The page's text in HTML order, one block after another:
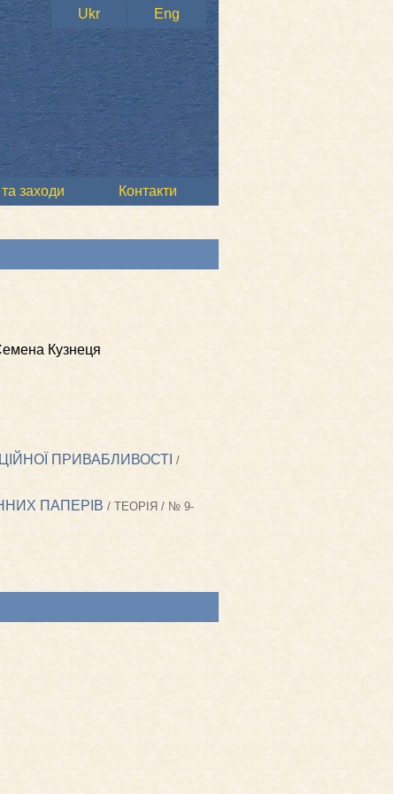
Ukr Eng
заходи Контакти
Кузнеця
ПРИВАБЛИВОСТІ /
ПАПЕРІВ / ТЕОРІЯ / № 9-